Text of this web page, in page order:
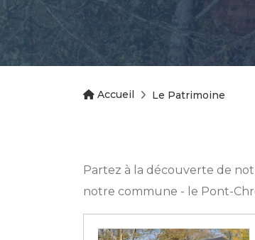
Accueil Le Patrimoine
Partez à la découverte de
notre commune - le Pont-